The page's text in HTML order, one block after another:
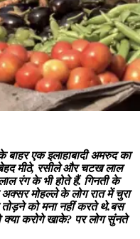
एक इलाहाबादी अमरुद का
मीठे, रसीले और चटख लाल
रंग के भी होते हैं. गिनती के
मोहल्ले के लोग रात में चुरा
को मना नहीं करते थे.बस
क्या करोगे खाके? पर लोग सुंनते